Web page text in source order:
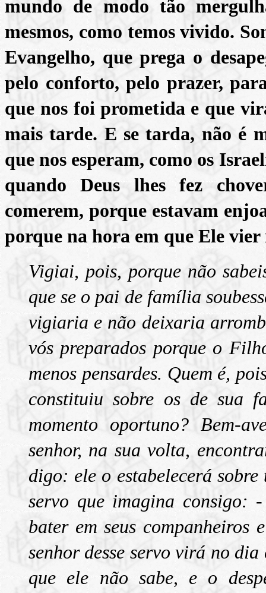
mundo de modo tão
mesmos, como temos vivido.
Evangelho, que prega o
pelo conforto, pelo prazer,
que nos foi prometida e que
mais tarde. E se tarda, não é
que nos esperam, como os
quando Deus lhes fez
comerem, porque estavam
porque na hora em que Ele
Vigiai, pois, porque não
que se o pai de família
vigiaria e não deixaria
vós preparados porque o
menos pensardes. Quem é,
constituiu sobre os de sua
momento oportuno? Bem-
senhor, na sua volta,
digo: ele o estabelecerá sobre
servo que imagina consigo:
bater em seus companheiros
senhor desse servo virá no
que ele não sabe, e o